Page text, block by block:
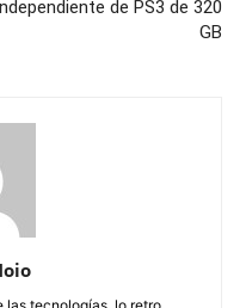
de PS3 de 320
GB